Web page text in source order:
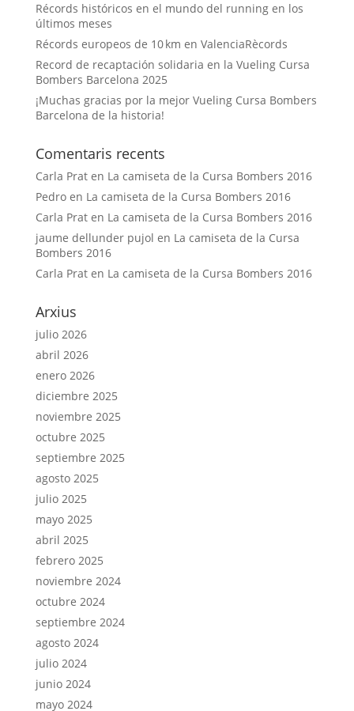
Récords históricos en el mundo del running en los
últimos meses
Récords europeos de 10 km en ValenciaRècords
Record de recaptación solidaria en la Vueling Cursa
Bombers Barcelona 2025
¡Muchas gracias por la mejor Vueling Cursa Bombers
Barcelona de la historia!
Comentaris recents
Carla Praten La camiseta de la Cursa Bombers 2016
Pedroen La camiseta de la Cursa Bombers 2016
Carla Praten La camiseta de la Cursa Bombers 2016
jaume dellunder pujol en La camiseta de la Cursa
Bombers 2016
Carla Praten La camiseta de la Cursa Bombers 2016
Arxius
julio 2026
abril 2026
enero 2026
diciembre 2025
noviembre 2025
octubre 2025
septiembre 2025
agosto 2025
julio 2025
mayo 2025
abril 2025
febrero 2025
noviembre 2024
octubre 2024
septiembre 2024
agosto 2024
julio 2024
junio 2024
mayo 2024